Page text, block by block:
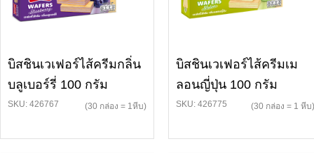
บิสชินเวเฟอร์ไส้ครีมกลิ่น
บลูเบอร์รี่ 100 กรัม
SKU: 426767 (30 กล่อง = 1หีบ)
บิสชินเวเฟอร์ไส้ครีมเม
ลอนญี่ปุ่น 100 กรัม
SKU: 426775 (30 กล่อง = 1 หีบ)